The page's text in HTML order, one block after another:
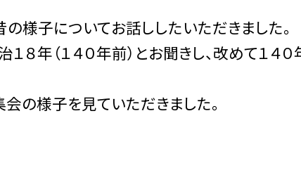
様子についてお話ししたいただきました。
年（１４０年前）とお聞きし、改めて１４
の様子を見ていただきました。